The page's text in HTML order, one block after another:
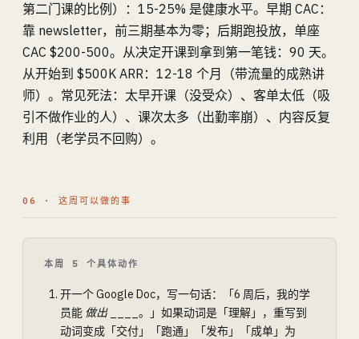
第二门课的比例）：15-25% 是健康水平。早期 CAC：
靠 newsletter，前三期基本为零；后期跑投放，单座
CAC $200-500。从决定开课到拿到第一笔钱：90 天。
从开始到 $500K ARR：12-18 个月（带流量的成熟讲
师）。常见死法：太早开课（没受众）、客单太低（吸
引不做作业的人）、课次太多（出勤率崩）、内容反复
利用（老学员不回购）。
06 · 这周可以做的事
本周 5 个具体动作
开一个 Google Doc，写一句话：「6 周后，我的学
员能 做出____。」如果动词是「理解」，重写到
动词变成「交付」「跑通」「发布」「成单」为